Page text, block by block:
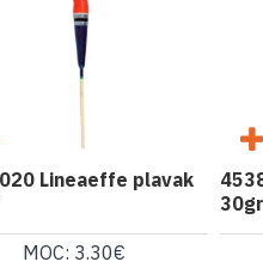
Lineaeffe plavak
MOC: 3.30€
30gr